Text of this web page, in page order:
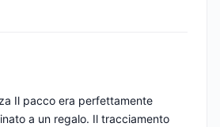
Il pacco era perfettamente
a un regalo. Il tracciamento